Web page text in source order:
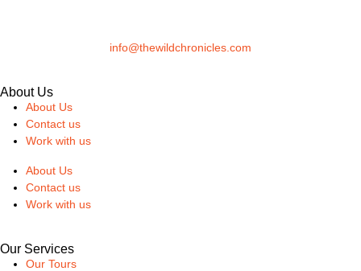
info@thewildchronicles.com
About Us
About Us
Contact us
Work with us
About Us
Contact us
Work with us
Our Services
Our Tours